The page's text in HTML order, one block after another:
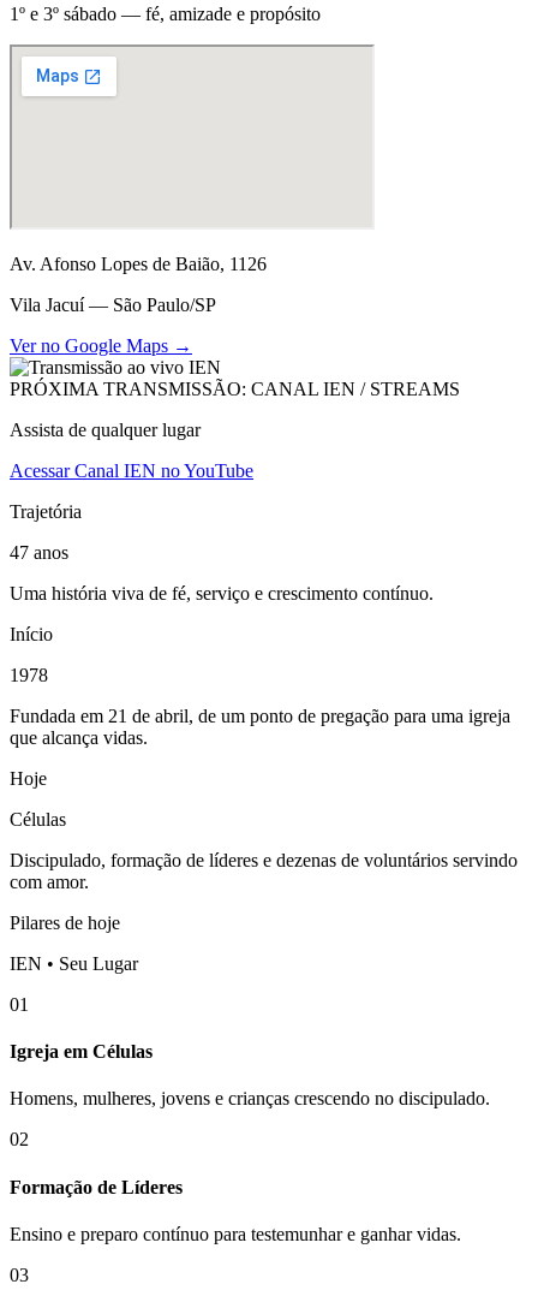
1º e 3º sábado — fé, amizade e propósito
Av. Afonso Lopes de Baião, 1126
Vila Jacuí — São Paulo/SP
Ver no Google Maps →
PRÓXIMA TRANSMISSÃO: CANAL IEN / STREAMS
Assista de qualquer lugar
Acessar Canal IEN no YouTube
Trajetória
47 anos
Uma história viva de fé, serviço e crescimento contínuo.
Início
1978
Fundada em 21 de abril, de um ponto de pregação para uma igreja
que alcança vidas.
Hoje
Células
Discipulado, formação de líderes e dezenas de voluntários servindo
com amor.
Pilares de hoje
IEN • Seu Lugar
01
Igreja em Células
Homens, mulheres, jovens e crianças crescendo no discipulado.
02
Formação de Líderes
Ensino e preparo contínuo para testemunhar e ganhar vidas.
03